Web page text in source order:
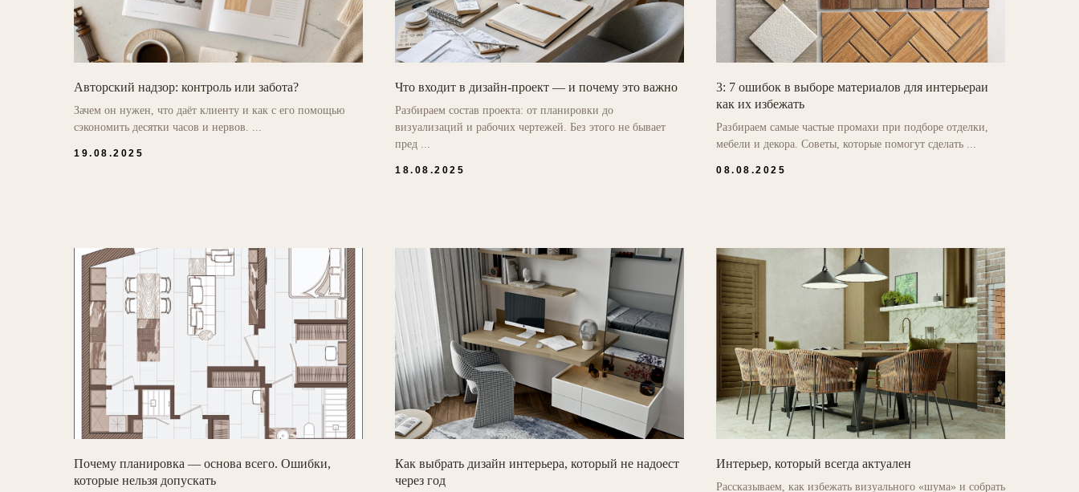
Авторский надзор: контроль или забота?
Зачем он нужен, что даёт клиенту и как с его помощью
сэкономить десятки часов и нервов. ...
19.08.2025
Что входит в дизайн-проект — и почему это важно
Разбираем состав проекта: от планировки до
визуализаций и рабочих чертежей. Без этого не бывает
пред ...
18.08.2025
3: 7 ошибок в выборе материалов для интерьераи
как их избежать
Разбираем самые частые промахи при подборе отделки,
мебели и декора. Советы, которые помогут сделать ...
08.08.2025
Почему планировка — основа всего. Ошибки,
которые нельзя допускать
Как выбрать дизайн интерьера, который не надоест
через год
Интерьер, который всегда актуален
Рассказываем, как избежать визуального «шума» и собрать